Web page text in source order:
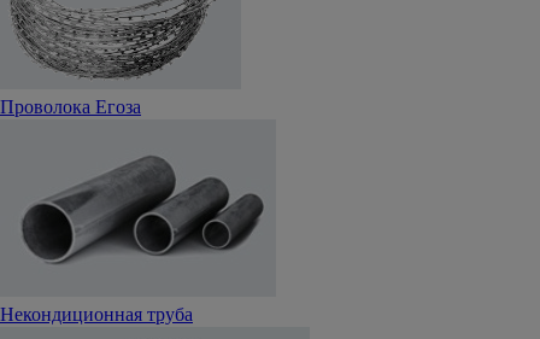
Проволока Егоза
Некондиционная труба